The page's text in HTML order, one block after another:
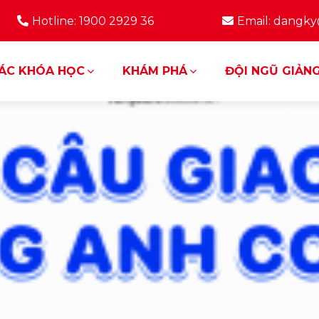
Hotline: 1900 2929 36 Email:
KHÓA HỌC KHÁM PHÁ ĐỘI NGŨ